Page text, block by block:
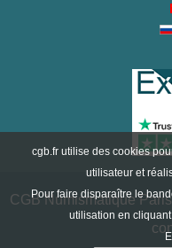
CGB Numismatique
cgb.fr utilise des cookies
utilisateur et
Pour faire disparaître le
utilisation en